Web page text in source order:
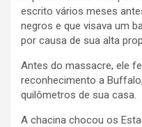
escrito vários meses
negros e que visava um
por causa de sua alta
Antes do massacre, ele
reconhecimento a
quilômetros de sua casa.
A chacina chocou os